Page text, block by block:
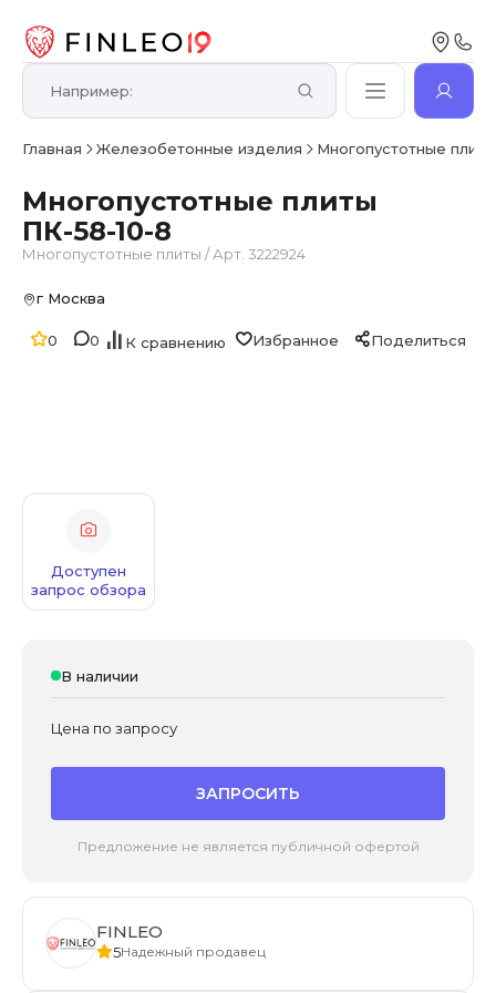
Главная Железобетонные изделия Многопустотные плиты
Многопустотные плиты
ПК-58-10-8
Многопустотные плиты /Арт. 3222924
0 0 К сравнению Избранное Поделиться
г Москва
Доступен
запрос обзора
В наличии
Цена по запросу
ЗАПРОСИТЬ
Предложение не является публичной офертой
FINLEO
5Надежный продавец